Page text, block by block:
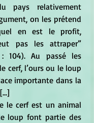
pays relativement
on les prétend
en est le profit,
pas les attraper”
: 104). Au passé les
cerf, l’ours ou le loup
importante dans la
loup font partie des